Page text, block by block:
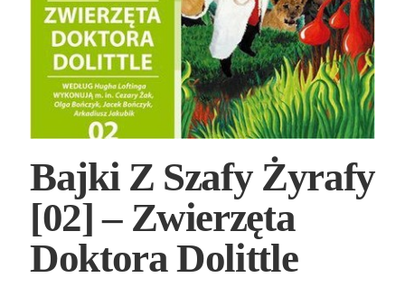
Bajki Z Szafy Żyrafy
[02] – Zwierzęta
Doktora Dolittle